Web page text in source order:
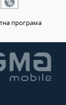
програма